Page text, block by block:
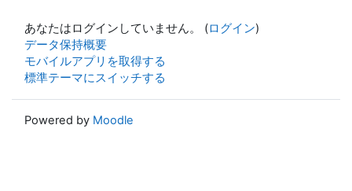
あなたはログインしていません。 (ログイン)
データ保持概要
モバイルアプリを取得する
標準テーマにスイッチする
Powered by Moodle